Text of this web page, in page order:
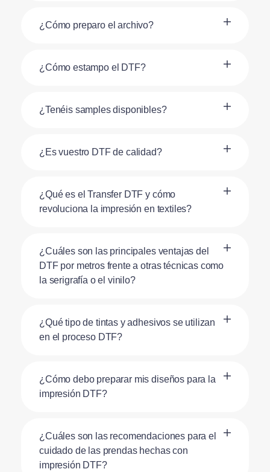
¿Cómo preparo el archivo?
¿Cómo estampo el DTF?
¿Tenéis samples disponibles?
¿Es vuestro DTF de calidad?
¿Qué es el Transfer DTF y cómo
revoluciona la impresión en textiles?
¿Cuáles son las principales ventajas del
DTF por metros frente a otras técnicas como
la serigrafía o el vinilo?
¿Qué tipo de tintas y adhesivos se utilizan
en el proceso DTF?
¿Cómo debo preparar mis diseños para la
impresión DTF?
¿Cuáles son las recomendaciones para el
cuidado de las prendas hechas con
impresión DTF?